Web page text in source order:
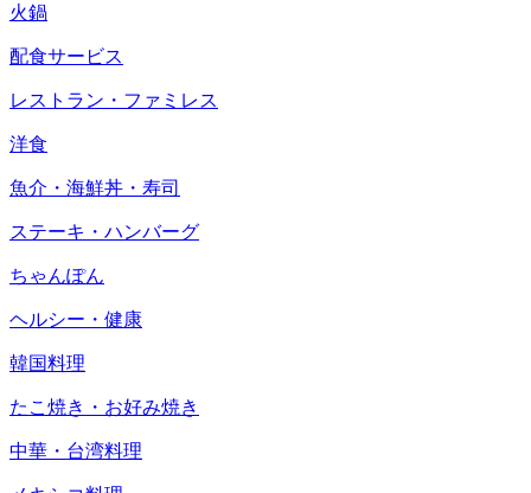
火鍋
配食サービス
レストラン・ファミレス
洋食
魚介・海鮮丼・寿司
ステーキ・ハンバーグ
ちゃんぽん
ヘルシー・健康
韓国料理
たこ焼き・お好み焼き
中華・台湾料理